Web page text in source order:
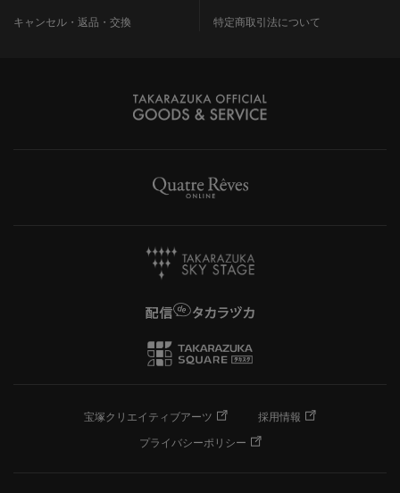
キャンセル・返品・交換
特定商取引法について
宝塚クリエイティブアーツ
採用情報
プライバシーポリシー